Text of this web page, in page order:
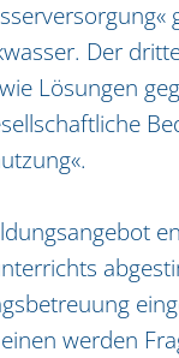
Der
Lösungen
werden